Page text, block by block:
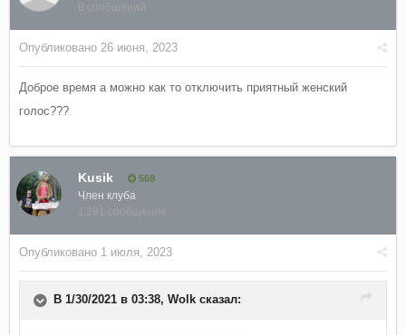
8 сообщений
Опубликовано 26 июня, 2023
Доброе время а можно как то отключить приятный женский
голос???
Kusik 568
Член клуба
1 281 сообщение
Опубликовано 1 июля, 2023
В 1/30/2021 в 03:38, Wolk сказал: